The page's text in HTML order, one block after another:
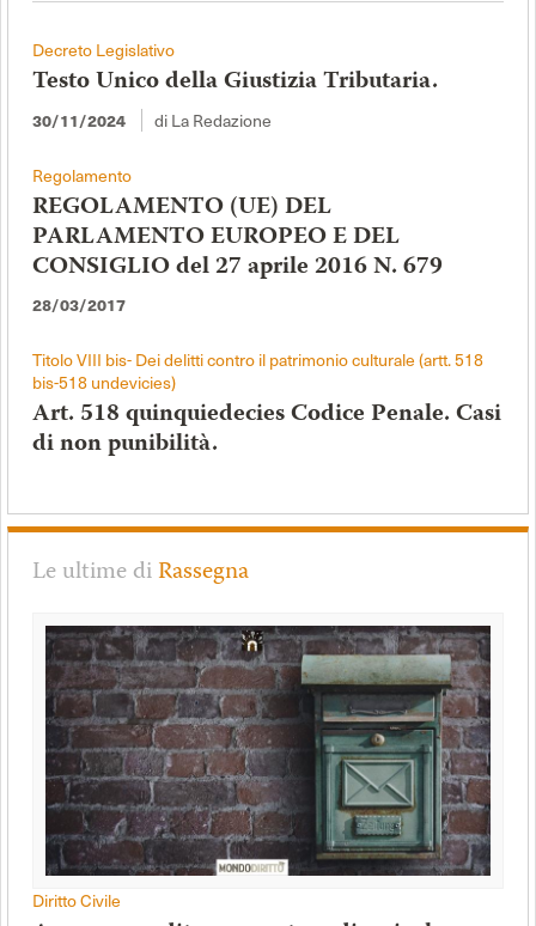
Decreto Legislativo
Testo Unico della Giustizia Tributaria.
30/11/2024 di La Redazione
Regolamento
REGOLAMENTO (UE) DEL
PARLAMENTO EUROPEO E DEL
CONSIGLIO del 27 aprile 2016 N. 679
28/03/2017
Titolo VIII bis- Dei delitti contro il patrimonio culturale (artt. 518
bis-518 undevicies)
Art. 518 quinquiedecies Codice Penale. Casi
di non punibilità.
Le ultime diRassegna
Diritto Civile